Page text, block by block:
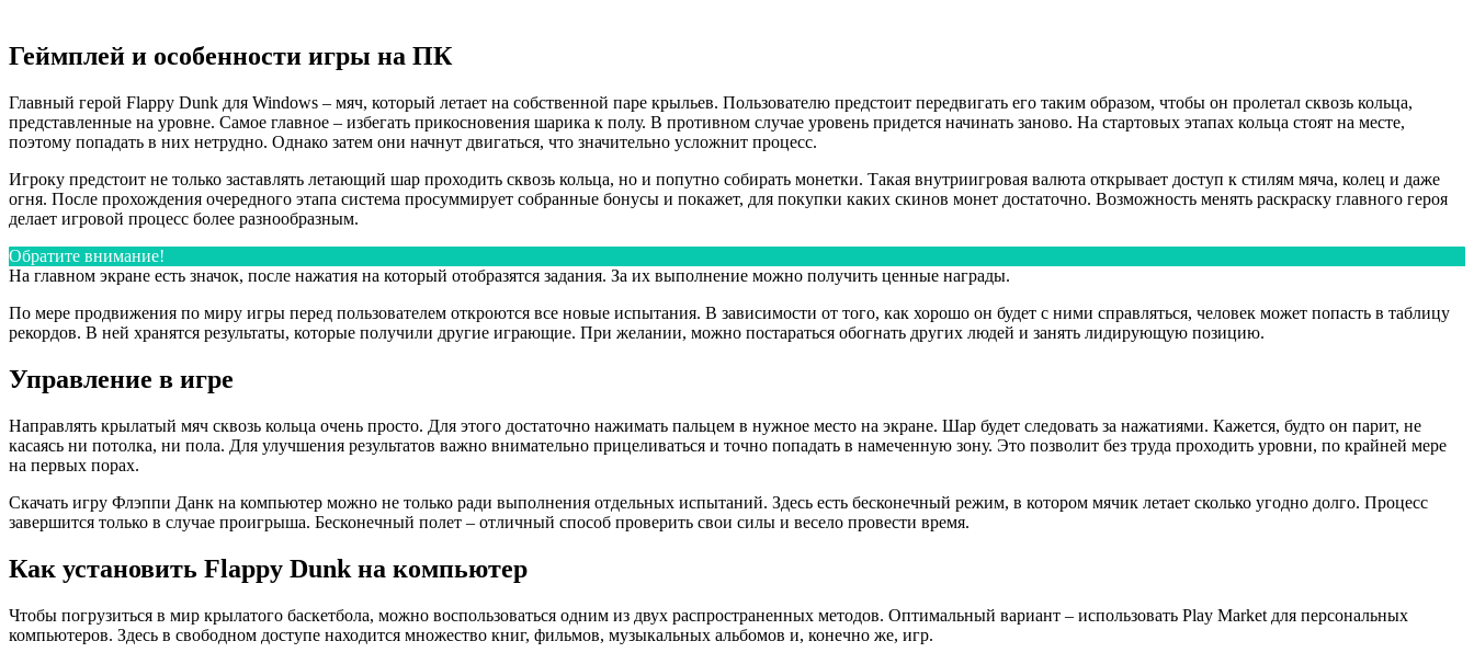
Геймплей и особенности игры на ПК
Главный герой Flappy Dunk для Windows – мяч, который летает на собственной паре крыльев. Пользователю предстоит передвигать его таким образом, чтобы он пролетал сквозь кольца,
представленные на уровне. Самое главное – избегать прикосновения шарика к полу. В противном случае уровень придется начинать заново. На стартовых этапах кольца стоят на месте,
поэтому попадать в них нетрудно. Однако затем они начнут двигаться, что значительно усложнит процесс.
Игроку предстоит не только заставлять летающий шар проходить сквозь кольца, но и попутно собирать монетки. Такая внутриигровая валюта открывает доступ к стилям мяча, колец и даже
огня. После прохождения очередного этапа система просуммирует собранные бонусы и покажет, для покупки каких скинов монет достаточно. Возможность менять раскраску главного героя
делает игровой процесс более разнообразным.
Обратите внимание!
На главном экране есть значок, после нажатия на который отобразятся задания. За их выполнение можно получить ценные награды.
По мере продвижения по миру игры перед пользователем откроются все новые испытания. В зависимости от того, как хорошо он будет с ними справляться, человек может попасть в таблицу
рекордов. В ней хранятся результаты, которые получили другие играющие. При желании, можно постараться обогнать других людей и занять лидирующую позицию.
Управление в игре
Направлять крылатый мяч сквозь кольца очень просто. Для этого достаточно нажимать пальцем в нужное место на экране. Шар будет следовать за нажатиями. Кажется, будто он парит, не
касаясь ни потолка, ни пола. Для улучшения результатов важно внимательно прицеливаться и точно попадать в намеченную зону. Это позволит без труда проходить уровни, по крайней мере
на первых порах.
Скачать игру Флэппи Данк на компьютер можно не только ради выполнения отдельных испытаний. Здесь есть бесконечный режим, в котором мячик летает сколько угодно долго. Процесс
завершится только в случае проигрыша. Бесконечный полет – отличный способ проверить свои силы и весело провести время.
Как установить Flappy Dunk на компьютер
Чтобы погрузиться в мир крылатого баскетбола, можно воспользоваться одним из двух распространенных методов. Оптимальный вариант – использовать Play Market для персональных
компьютеров. Здесь в свободном доступе находится множество книг, фильмов, музыкальных альбомов и, конечно же, игр.